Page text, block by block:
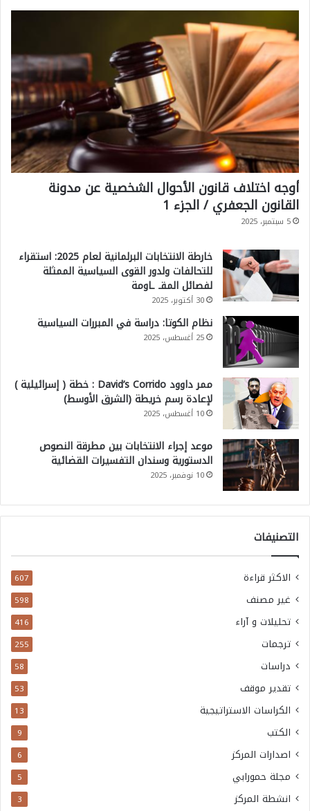
أوجه اختلاف قانون الأحوال الشخصية عن مدونة
القانون الجعفري / الجزء 1
5 سبتمبر، 2025
خارطة الانتخابات البرلمانية لعام 2025: استقراء
للتحالفات ولدور القوى السياسية الممثلة
لفصائل المقـ ـاومة
30 أكتوبر، 2025
نظام الكوتا: دراسة في المبررات السياسية
25 أغسطس، 2025
ممر داوود David’s Corrido : خطة ( إسرائيلية )
لإعادة رسم خريطة (الشرق الأوسط)
10 أغسطس، 2025
موعد إجراء الانتخابات بين مطرقة النصوص
الدستورية وسندان التفسيرات القضائية
10 نوفمبر، 2025
التصنيفات
الاكثر قراءة 607
غير مصنف 598
تحليلات و آراء 416
ترجمات 255
دراسات 58
تقدير موقف 53
الكراسات الاستراتيجية 13
الكتب 9
اصدارات المركز 6
مجلة حمورابي 5
انشطة المركز 3